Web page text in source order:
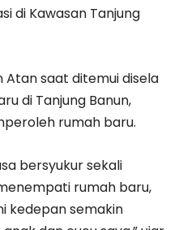
di Kawasan Tanjung
Atan saat ditemui disela
di Tanjung Banun,
rumah baru.
bersyukur sekali
rumah baru,
kedepan semakin